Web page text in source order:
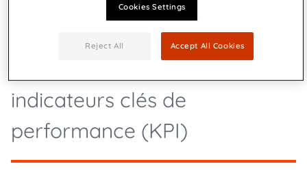
Définir ce que sont les
indicateurs clés de
performance (KPI)
Cookies Settings
Reject All Accept All Cookies